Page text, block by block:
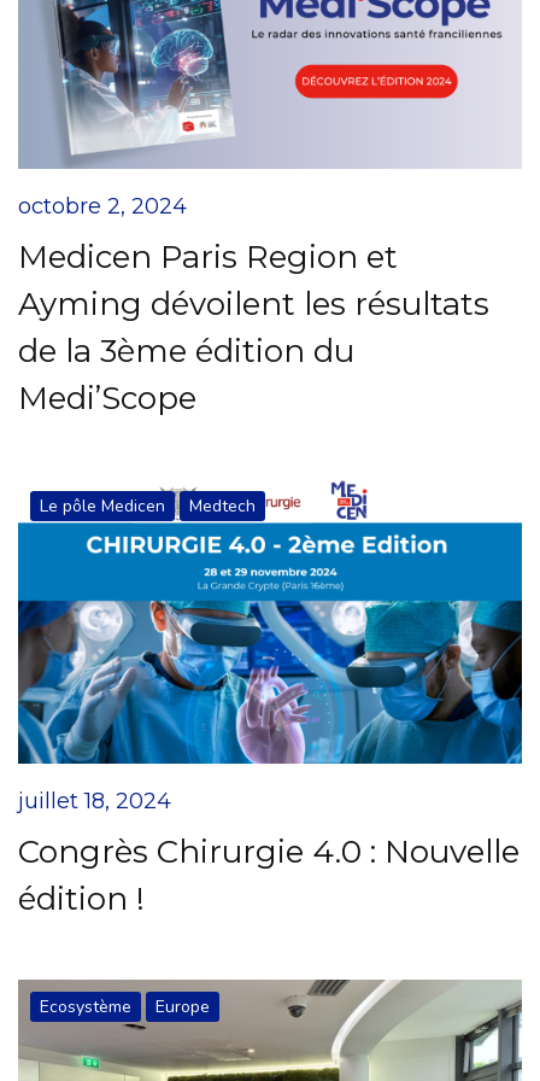
octobre 2, 2024
Medicen Paris Region et
Ayming dévoilent les résultats
de la 3ème édition du
Medi’Scope
Le pôle Medicen Medtech
juillet 18, 2024
Congrès Chirurgie 4.0 : Nouvelle
édition !
Ecosystème Europe